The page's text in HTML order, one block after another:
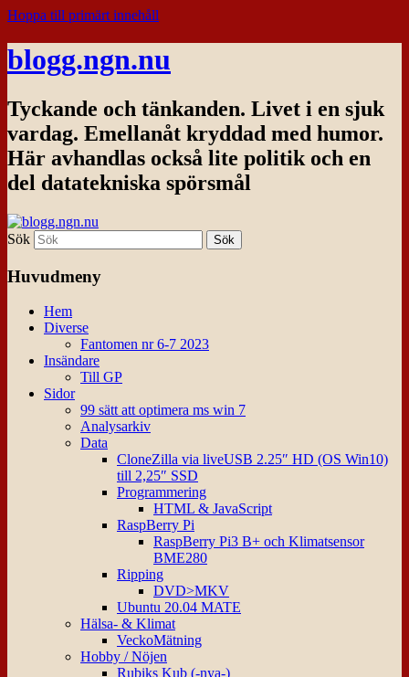
Hoppa till primärt innehåll
blogg.ngn.nu
Tyckande och tänkanden. Livet i en sjuk
vardag. Emellanåt kryddad med humor.
Här avhandlas också lite politik och en
del datatekniska spörsmål
Sök
Huvudmeny
Hem
Diverse
Fantomen nr 6-7 2023
Insändare
Till GP
Sidor
99 sätt att optimera ms win 7
Analysarkiv
Data
CloneZilla via liveUSB 2.25″ HD (OS Win10)
till 2,25″ SSD
Programmering
HTML & JavaScript
RaspBerry Pi
RaspBerry Pi3 B+ och Klimatsensor
BME280
Ripping
DVD>MKV
Ubuntu 20.04 MATE
Hälsa- & Klimat
VeckoMätning
Hobby / Nöjen
Rubiks Kub (-nya-)